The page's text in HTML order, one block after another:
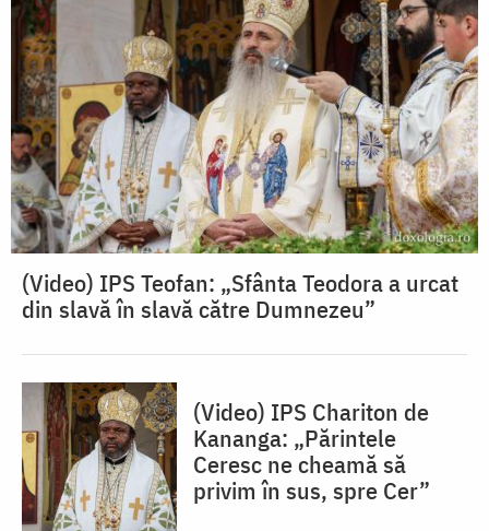
(Video) IPS Teofan: „Sfânta Teodora a urcat
din slavă în slavă către Dumnezeu”
(Video) IPS Chariton de
Kananga: „Părintele
Ceresc ne cheamă să
privim în sus, spre Cer”